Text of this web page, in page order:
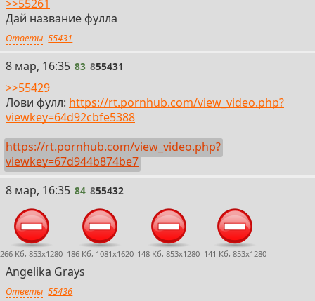
>>55261
Дай название фулла
Ответы 55431
83
8 мар, 16:35 83 855431
>>55429
Лови фулл: https://rt.pornhub.com/view_video.php?
viewkey=64d92cbfe5388
https://rt.pornhub.com/view_video.php?
viewkey=67d944b874be7
84
8 мар, 16:35 84 855432
266 Кб, 853x1280 186 Кб, 1081x1620 148 Кб, 853x1280 141 Кб, 853x1280
Angelika Grays
Ответы 55436